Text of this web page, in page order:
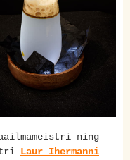
ning
Laur Ihermanni